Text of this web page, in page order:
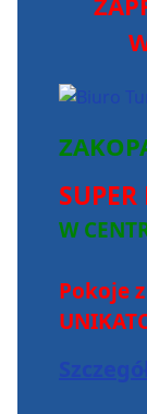
W
Pokoje